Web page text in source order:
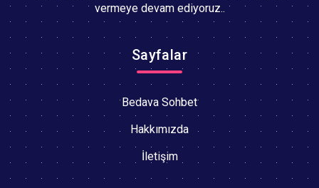
vermeye devam ediyoruz..
Sayfalar
Bedava Sohbet
Hakkımızda
İletişim